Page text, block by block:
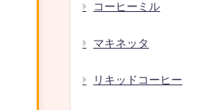
コーヒーミル
マキネッタ
リキッドコーヒー